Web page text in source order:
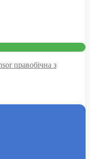
правобічна з